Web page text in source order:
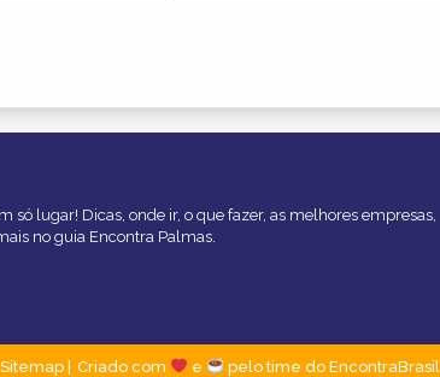
só lugar! Dicas, onde ir, o que fazer, as melhores empresas,
no guia Encontra Palmas.
Sitemap Criado com e pelo time do EncontraBrasil